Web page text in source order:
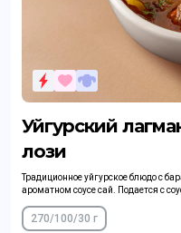
Уйгурский
лози
Традиционное уйгурское блюдо с
ароматном соусе сай. Подается с
270/100/30 г